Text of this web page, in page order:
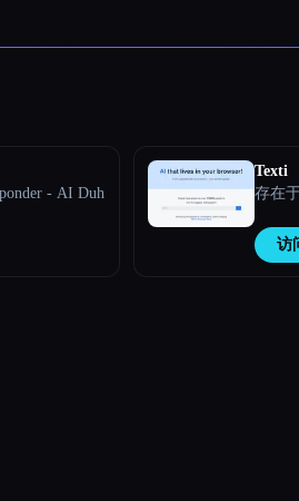
- AI Duh
Texti
存在
访